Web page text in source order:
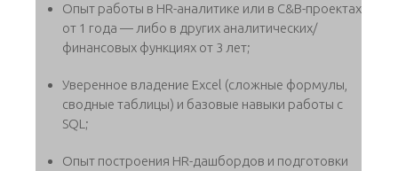
Опыт работы в HR-аналитике или в C&B-проектах
от 1 года — либо в других аналитических/
финансовых функциях от 3 лет;
Уверенное владение Excel (сложные формулы,
сводные таблицы) и базовые навыки работы с
SQL;
Опыт построения HR-дашбордов и подготовки